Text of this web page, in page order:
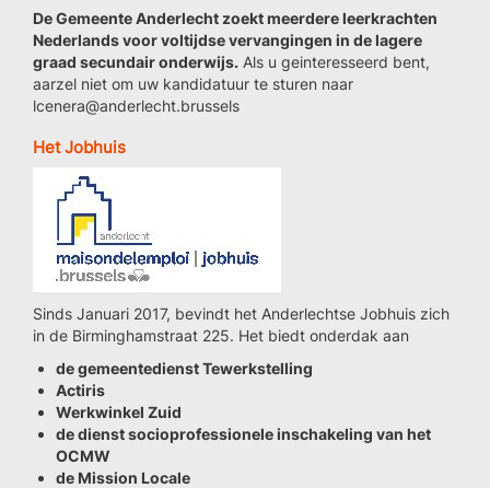
De Gemeente Anderlecht zoekt meerdere leerkrachten
Nederlands voor voltijdse vervangingen in de lagere
graad secundair onderwijs. Als u geinteresseerd bent,
aarzel niet om uw kandidatuur te sturen naar
lcenera@anderlecht.brussels
Het Jobhuis
Sinds Januari 2017, bevindt het Anderlechtse Jobhuis zich
in de Birminghamstraat 225. Het biedt onderdak aan
de gemeentedienst Tewerkstelling
Actiris
Werkwinkel Zuid
de dienst socioprofessionele inschakeling van het
OCMW
de Mission Locale